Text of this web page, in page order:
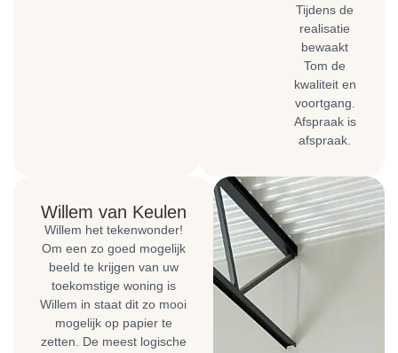
Tijdens de
realisatie
bewaakt
Tom de
kwaliteit en
voortgang.
Afspraak is
afspraak.
Willem van Keulen
Willem het tekenwonder!
Om een zo goed mogelijk
beeld te krijgen van uw
toekomstige woning is
Willem in staat dit zo mooi
mogelijk op papier te
zetten. De meest logische